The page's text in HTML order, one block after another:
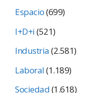
Espacio(699)
I+D+i(521)
Industria(2.581)
Laboral(1.189)
Sociedad(1.618)